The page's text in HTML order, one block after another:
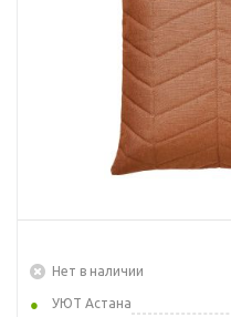
Нет в наличии
УЮТ Астана